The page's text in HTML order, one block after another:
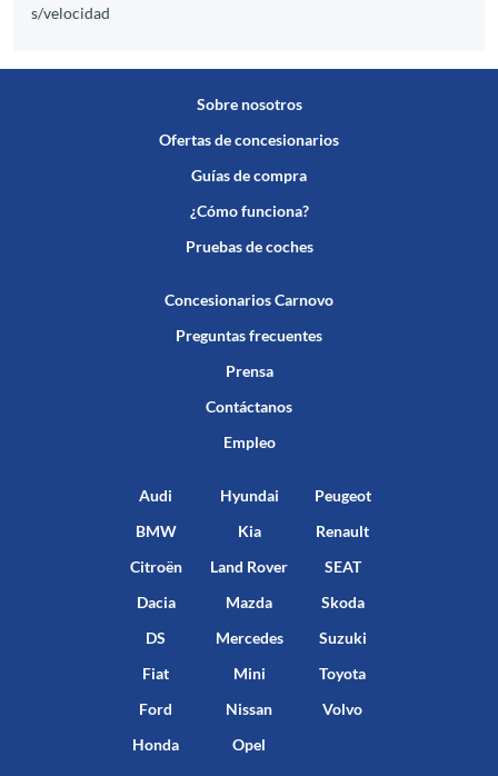
s/velocidad
Sobre nosotros
Ofertas de concesionarios
Guías de compra
¿Cómo funciona?
Pruebas de coches
Concesionarios Carnovo
Preguntas frecuentes
Prensa
Contáctanos
Empleo
Audi
BMW
Citroën
Dacia
DS
Fiat
Ford
Honda
Hyundai
Kia
Land Rover
Mazda
Mercedes
Mini
Nissan
Opel
Peugeot
Renault
SEAT
Skoda
Suzuki
Toyota
Volvo